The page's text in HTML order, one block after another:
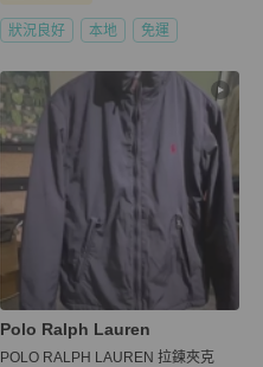
狀況良好 本地 免運
Polo Ralph Lauren
POLO RALPH LAUREN 拉鍊夾克